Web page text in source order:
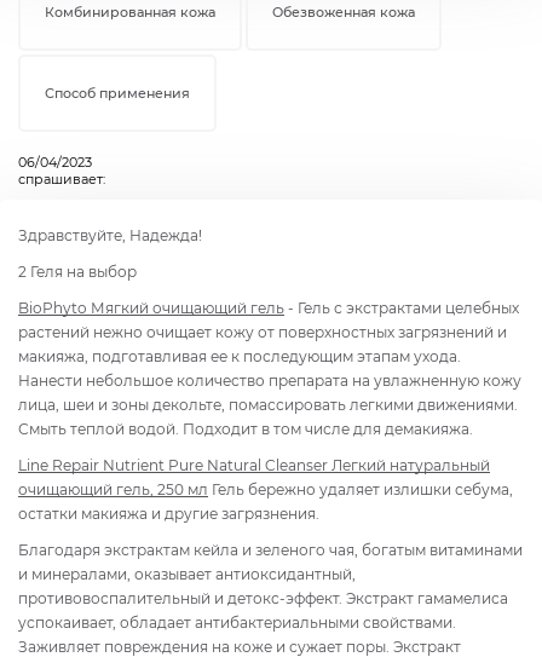
Комбинированная кожа Обезвоженная кожа
Способ применения
06/04/2023
спрашивает:
Здравствуйте, Надежда!
2 Геля на выбор
BioPhyto Мягкий очищающий гель - Гель с экстрактами целебных
растений нежно очищает кожу от поверхностных загрязнений и
макияжа, подготавливая ее к последующим этапам ухода.
Нанести небольшое количество препарата на увлажненную кожу
лица, шеи и зоны декольте, помассировать легкими движениями.
Смыть теплой водой. Подходит в том числе для демакияжа.
Line Repair Nutrient Pure Natural Cleanser Легкий натуральный
очищающий гель, 250 мл Гель бережно удаляет излишки себума,
остатки макияжа и другие загрязнения.
Благодаря экстрактам кейла и зеленого чая, богатым витаминами
и минералами, оказывает антиоксидантный,
противовоспалительный и детокс-эффект. Экстракт гамамелиса
успокаивает, обладает антибактериальными свойствами.
Заживляет повреждения на коже и сужает поры. Экстракт